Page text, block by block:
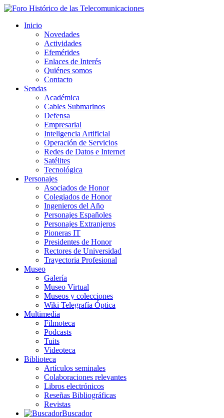
Inicio
Novedades
Actividades
Efemérides
Enlaces de Interés
Quiénes somos
Contacto
Sendas
Académica
Cables Submarinos
Defensa
Empresarial
Inteligencia Artificial
Operación de Servicios
Redes de Datos e Internet
Satélites
Tecnológica
Personajes
Asociados de Honor
Colegiados de Honor
Ingenieros del Año
Personajes Españoles
Personajes Extranjeros
Pioneras IT
Presidentes de Honor
Rectores de Universidad
Trayectoria Profesional
Museo
Galería
Museo Virtual
Museos y colecciones
Wiki Telegrafía Óptica
Multimedia
Filmoteca
Podcasts
Tuits
Videoteca
Biblioteca
Artículos seminales
Colaboraciones relevantes
Libros electrónicos
Reseñas Bibliográficas
Revistas
Buscador